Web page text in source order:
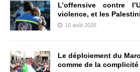
L’offensive contre
violence, et les
10 août 2026
Le déploiement du
comme de la